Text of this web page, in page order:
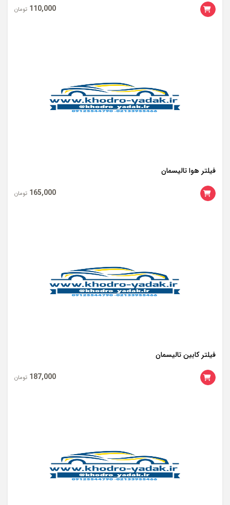
110,000 تومان
فیلتر هوا تالیسمان
165,000 تومان
فیلتر کابین تالیسمان
187,000 تومان